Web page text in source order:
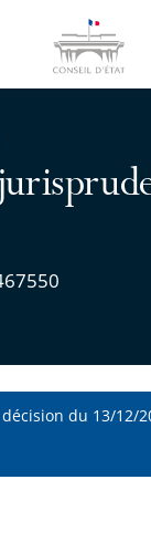
du 13/12/